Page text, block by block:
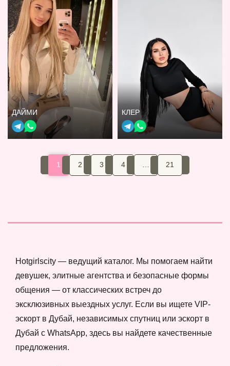
ДАЙМИ КЛЕР
1 2 3 4 21
Hotgirlscity — ведущий каталог. Мы помогаем найти
девушек, элитные агентства и безопасные формы
общения — от классических встреч до
эксклюзивных выездных услуг. Если вы ищете VIP-
эскорт в Дубай, независимых спутниц или эскорт в
Дубай с WhatsApp, здесь вы найдете качественные
предложения.